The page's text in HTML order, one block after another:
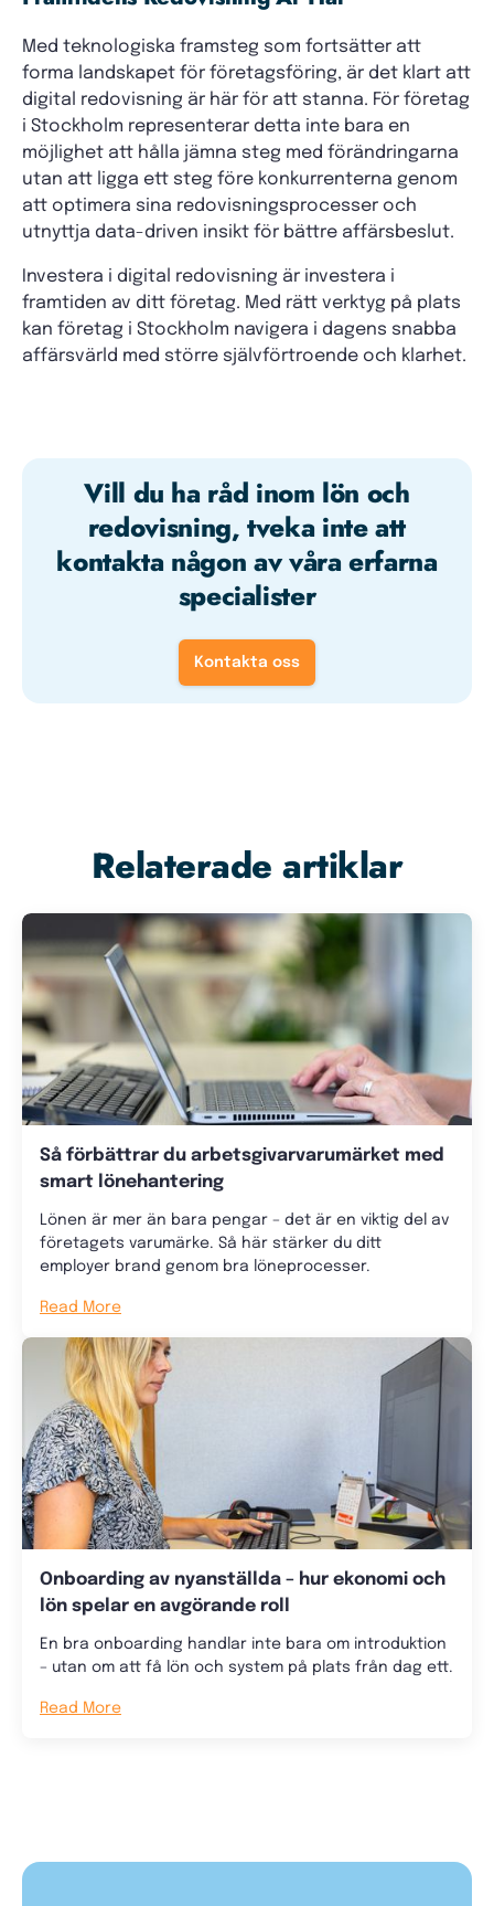
Med teknologiska framsteg som fortsätter att
forma landskapet för företagsföring, är det klart att
digital redovisning är här för att stanna. För företag
i Stockholm representerar detta inte bara en
möjlighet att hålla jämna steg med förändringarna
utan att ligga ett steg före konkurrenterna genom
att optimera sina redovisningsprocesser och
utnyttja data-driven insikt för bättre affärsbeslut.
Investera i digital redovisning är investera i
framtiden av ditt företag. Med rätt verktyg på plats
kan företag i Stockholm navigera i dagens snabba
affärsvärld med större självförtroende och klarhet.
Vill du ha råd inom lön och
redovisning, tveka inte att
kontakta någon av våra erfarna
specialister
Kontakta oss
Relaterade artiklar
Så förbättrar du arbetsgivarvarumärket med
smart lönehantering
Lönen är mer än bara pengar – det är en viktig del av
företagets varumärke. Så här stärker du ditt
employer brand genom bra löneprocesser.
Read More
Onboarding av nyanställda – hur ekonomi och
lön spelar en avgörande roll
En bra onboarding handlar inte bara om introduktion
– utan om att få lön och system på plats från dag ett.
Read More